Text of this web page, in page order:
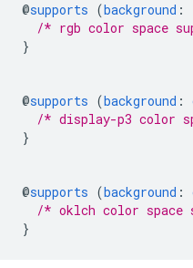
@supports (background :
/* rgb color space
}
@supports (background :
/* display-p3 color
}
@supports (background :
/* oklch color space
}